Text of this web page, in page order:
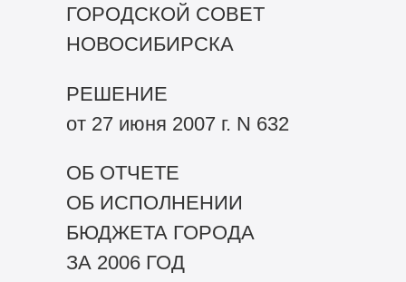
ГОРОДСКОЙ СОВЕТ
НОВОСИБИРСКА
РЕШЕНИЕ
от 27 июня 2007 г. N 632
ОБ ОТЧЕТЕ
ОБ ИСПОЛНЕНИИ
БЮДЖЕТА ГОРОДА
ЗА 2006 ГОД